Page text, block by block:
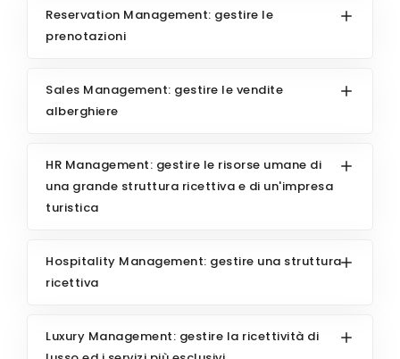
Reservation Management: gestire le
prenotazioni
Sales Management: gestire le vendite
alberghiere
HR Management: gestire le risorse umane di
una grande struttura ricettiva e di un'impresa
turistica
Hospitality Management: gestire una struttura
ricettiva
Luxury Management: gestire la ricettività di